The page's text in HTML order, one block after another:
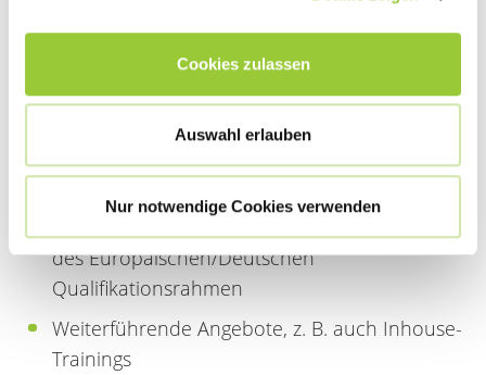
Cookies zulassen
Auswahl erlauben
Nur notwendige Cookies verwenden
von Pflegeempfängern
Aus-/Fort-/Weiterbildungsbereich und
Studium mit dem Fokus
Kompetenzerreichung durch Skills Trainings
(Versorgung, (Projekt-) Management/Führung,
des Europäischen/Deutschen
Qualifikationsrahmen
Weiterführende Angebote, z. B. auch Inhouse-
Trainings